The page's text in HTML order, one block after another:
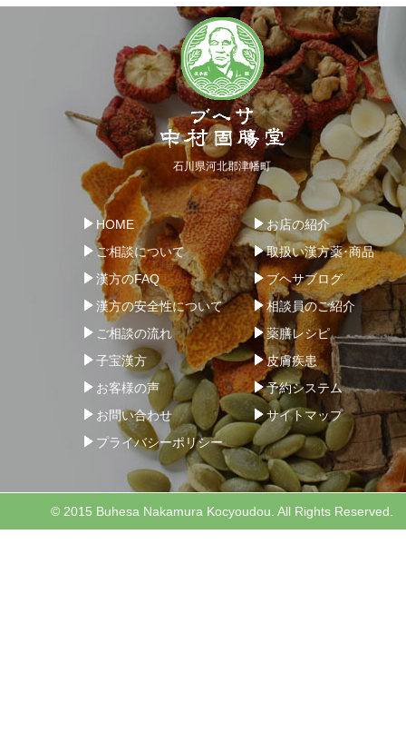
石川県河北郡津幡町
HOME
お店の紹介
ご相談について
取扱い漢方薬･商品
漢方のFAQ
ブヘサブログ
漢方の安全性について
相談員のご紹介
ご相談の流れ
薬膳レシピ
子宝漢方
皮膚疾患
お客様の声
予約システム
お問い合わせ
サイトマップ
プライバシーポリシー
© 2015 Buhesa Nakamura Kocyoudou. All Rights Reserved.